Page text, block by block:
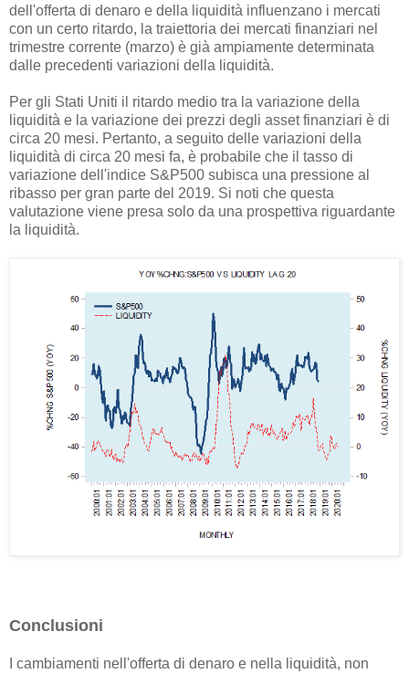
dell'offerta di denaro e della liquidità influenzano i mercati
con un certo ritardo, la traiettoria dei mercati finanziari nel
trimestre corrente (marzo) è già ampiamente determinata
dalle precedenti variazioni della liquidità.
Per gli Stati Uniti il ritardo medio tra la variazione della
liquidità e la variazione dei prezzi degli asset finanziari è di
circa 20 mesi. Pertanto, a seguito delle variazioni della
liquidità di circa 20 mesi fa, è probabile che il tasso di
variazione dell'indice S&P500 subisca una pressione al
ribasso per gran parte del 2019. Si noti che questa
valutazione viene presa solo da una prospettiva riguardante
la liquidità.
Conclusioni
I cambiamenti nell'offerta di denaro e nella liquidità, non